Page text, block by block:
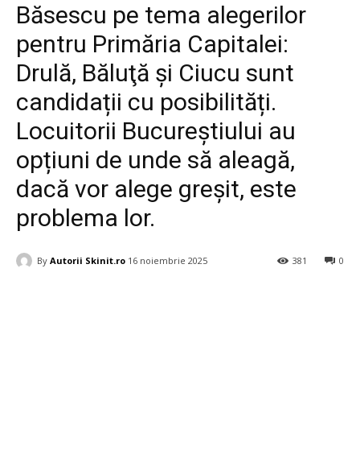
Băsescu pe tema alegerilor
pentru Primăria Capitalei:
Drulă, Băluţă și Ciucu sunt
candidații cu posibilități.
Locuitorii Bucureștiului au
opțiuni de unde să aleagă,
dacă vor alege greșit, este
problema lor.
By Autorii Skinit.ro 16 noiembrie 2025 0
381